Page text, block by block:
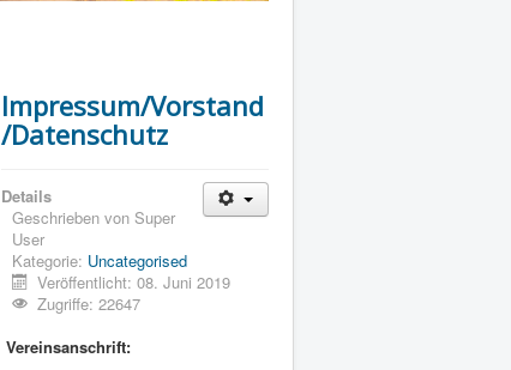
Impressum/Vorstand
/Datenschutz
Details
Geschrieben von Super
User
Kategorie: Uncategorised
Veröffentlicht: 08. Juni 2019
Zugriffe: 22647
Vereinsanschrift: